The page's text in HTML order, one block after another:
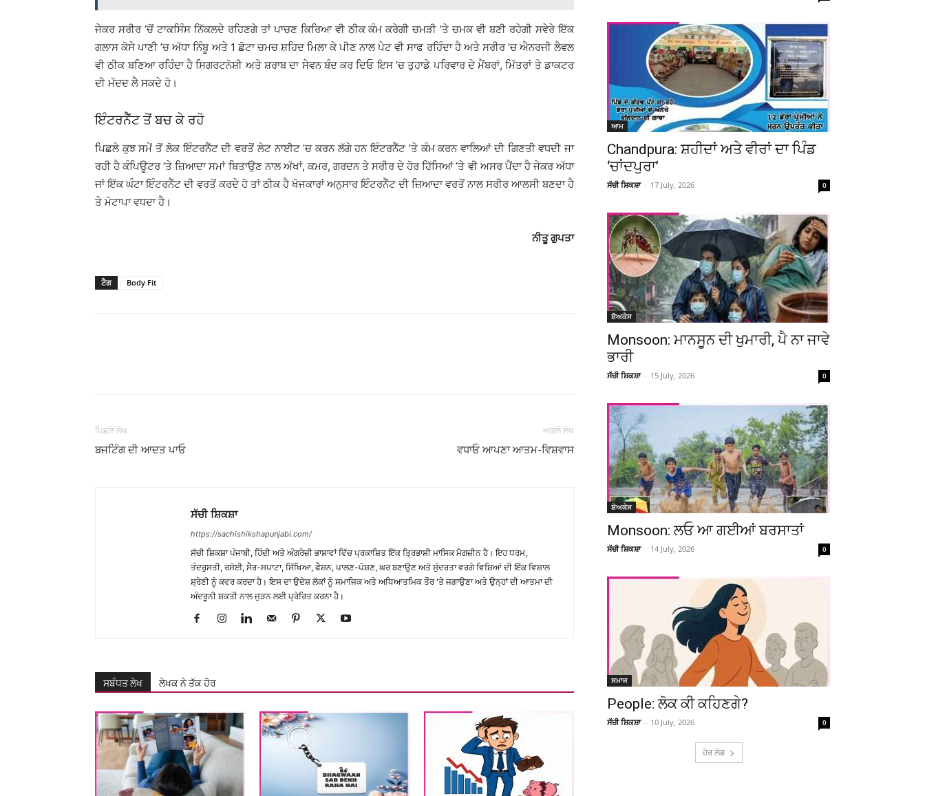
ਜੇਕਰ ਸਰੀਰ ’ਚੋਂ ਟਾਕਸਿੰਸ ਨਿੱਕਲਦੇ ਰਹਿਣਗੇ ਤਾਂ ਪਾਚਣ ਕਿਰਿਆ ਵੀ ਠੀਕ ਕੰਮ ਕਰੇਗੀ ਚਮੜੀ ’ਤੇ ਚਮਕ ਵੀ ਬਣੀ ਰਹੇਗੀ ਸਵੇਰੇ ਇੱਕ
ਗਲਾਸ ਕੋਸੇ ਪਾਣੀ ’ਚ ਅੱਧਾ ਨਿੰਬੂ ਅਤੇ 1 ਛੋਟਾ ਚਮਚ ਸ਼ਹਿਦ ਮਿਲਾ ਕੇ ਪੀਣ ਨਾਲ ਪੇਟ ਵੀ ਸਾਫ ਰਹਿੰਦਾ ਹੈ ਅਤੇ ਸਰੀਰ ’ਚ ਐਨਰਜੀ ਲੈਵਲ
ਵੀ ਠੀਕ ਬਣਿਆ ਰਹਿੰਦਾ ਹੈ ਸਿਗਰਟਨੋਸ਼ੀ ਅਤੇ ਸ਼ਰਾਬ ਦਾ ਸੇਵਨ ਬੰਦ ਕਰ ਦਿਓ ਇਸ ’ਚ ਤੁਹਾਡੇ ਪਰਿਵਾਰ ਦੇ ਮੈਂਬਰਾਂ, ਮਿੱਤਰਾਂ ਤੇ ਡਾਕਟਰ
ਦੀ ਮੱਦਦ ਲੈ ਸਕਦੇ ਹੋ।
ਇੰਟਰਨੈੱਟ ਤੋਂ ਬਚ ਕੇ ਰਹੋ
ਪਿਛਲੇ ਕੁਝ ਸਮੇਂ ਤੋਂ ਲੋਕ ਇੰਟਰਨੈੱਟ ਦੀ ਵਰਤੋਂ ਲੇਟ ਨਾਈਟ ’ਚ ਕਰਨ ਲੱਗੇ ਹਨ ਇੰਟਰਨੈੱਟ ’ਤੇ ਕੰਮ ਕਰਨ ਵਾਲਿਆਂ ਦੀ ਗਿਣਤੀ ਵਧਦੀ ਜਾ
ਰਹੀ ਹੈ ਕੰਪਿਊਟਰ ’ਤੇ ਜ਼ਿਆਦਾ ਸਮਾਂ ਬਿਤਾਉਣ ਨਾਲ ਅੱਖਾਂ, ਕਮਰ, ਗਰਦਨ ਤੇ ਸਰੀਰ ਦੇ ਹੋਰ ਹਿੱਸਿਆਂ ’ਤੇ ਵੀ ਅਸਰ ਪੈਂਦਾ ਹੈ ਜੇਕਰ ਅੱਧਾ
ਜਾਂ ਇੱਕ ਘੰਟਾ ਇੰਟਰਨੈੱਟ ਦੀ ਵਰਤੋਂ ਕਰਦੇ ਹੋ ਤਾਂ ਠੀਕ ਹੈ ਖੋਜਕਾਰਾਂ ਅਨੁਸਾਰ ਇੰਟਰਨੈੱਟ ਦੀ ਜ਼ਿਆਦਾ ਵਰਤੋਂ ਨਾਲ ਸਰੀਰ ਆਲਸੀ ਬਣਦਾ ਹੈ
ਤੇ ਮੋਟਾਪਾ ਵਧਦਾ ਹੈ।
ਨੀਤੂ ਗੁਪਤਾ
ਟੈਗ Body Fit
ਪਿਛਲੇ ਲੇਖ
ਬਜਟਿੰਗ ਦੀ ਆਦਤ ਪਾਓ
ਅਗਲੇ ਲੇਖ
ਵਧਾਓ ਆਪਣਾ ਆਤਮ-ਵਿਸ਼ਵਾਸ
ਸੱਚੀ ਸ਼ਿਕਸ਼ਾ
https://sachishikshapunjabi.com/
ਸੱਚੀ ਸ਼ਿਕਸ਼ਾ ਪੰਜਾਬੀ, ਹਿੰਦੀ ਅਤੇ ਅੰਗਰੇਜ਼ੀ ਭਾਸ਼ਾਵਾਂ ਵਿੱਚ ਪ੍ਰਕਾਸ਼ਿਤ ਇੱਕ ਤ੍ਰਿਭਾਸ਼ੀ ਮਾਸਿਕ ਮੈਗਜ਼ੀਨ ਹੈ। ਇਹ ਧਰਮ,
ਤੰਦਰੁਸਤੀ, ਰਸੋਈ, ਸੈਰ-ਸਪਾਟਾ, ਸਿੱਖਿਆ, ਫੈਸ਼ਨ, ਪਾਲਣ-ਪੋਸ਼ਣ, ਘਰ ਬਣਾਉਣ ਅਤੇ ਸੁੰਦਰਤਾ ਵਰਗੇ ਵਿਸ਼ਿਆਂ ਦੀ ਇੱਕ ਵਿਸ਼ਾਲ
ਸ਼੍ਰੇਣੀ ਨੂੰ ਕਵਰ ਕਰਦਾ ਹੈ। ਇਸ ਦਾ ਉਦੇਸ਼ ਲੋਕਾਂ ਨੂੰ ਸਮਾਜਿਕ ਅਤੇ ਅਧਿਆਤਮਿਕ ਤੌਰ 'ਤੇ ਜਗਾਉਣਾ ਅਤੇ ਉਨ੍ਹਾਂ ਦੀ ਆਤਮਾ ਦੀ
ਅੰਦਰੂਨੀ ਸ਼ਕਤੀ ਨਾਲ ਜੁੜਨ ਲਈ ਪ੍ਰੇਰਿਤ ਕਰਨਾ ਹੈ।
ਸਬੰਧਤ ਲੇਖ ਲੇਖਕ ਨੇ ਤੱਕ ਹੋਰ
ਆਮ
Chandpura: ਸ਼ਹੀਦਾਂ ਅਤੇ ਵੀਰਾਂ ਦਾ ਪਿੰਡ
‘ਚਾਂਦਪੁਰਾ’
ਸੱਚੀ ਸ਼ਿਕਸ਼ਾ - 17 July, 2026 0
ਸ਼ੋਅਕੇਸ
Monsoon: ਮਾਨਸੂਨ ਦੀ ਖੁਮਾਰੀ, ਪੈ ਨਾ ਜਾਵੇ
ਭਾਰੀ
ਸੱਚੀ ਸ਼ਿਕਸ਼ਾ - 15 July, 2026 0
ਸ਼ੋਅਕੇਸ
Monsoon: ਲਓ ਆ ਗਈਆਂ ਬਰਸਾਤਾਂ
ਸੱਚੀ ਸ਼ਿਕਸ਼ਾ - 14 July, 2026 0
ਸਮਾਜ
People: ਲੋਕ ਕੀ ਕਹਿਣਗੇ?
ਸੱਚੀ ਸ਼ਿਕਸ਼ਾ - 10 July, 2026 0
ਹੋਰ ਲੋਡ